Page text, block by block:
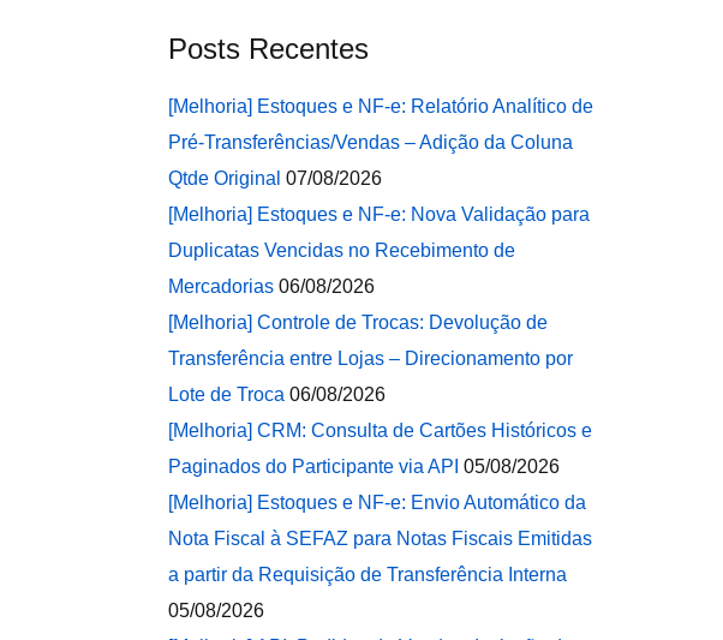
Posts Recentes
[Melhoria] Estoques e NF-e: Relatório Analítico de
Pré-Transferências/Vendas – Adição da Coluna
Qtde Original 07/08/2026
[Melhoria] Estoques e NF-e: Nova Validação para
Duplicatas Vencidas no Recebimento de
Mercadorias 06/08/2026
[Melhoria] Controle de Trocas: Devolução de
Transferência entre Lojas – Direcionamento por
Lote de Troca 06/08/2026
[Melhoria] CRM: Consulta de Cartões Históricos e
Paginados do Participante via API 05/08/2026
[Melhoria] Estoques e NF-e: Envio Automático da
Nota Fiscal à SEFAZ para Notas Fiscais Emitidas
a partir da Requisição de Transferência Interna
05/08/2026